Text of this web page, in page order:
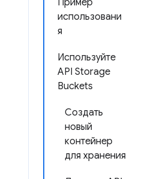
Пример
использовани
я
Используйте
API Storage
Buckets
Создать
новый
контейнер
для хранения